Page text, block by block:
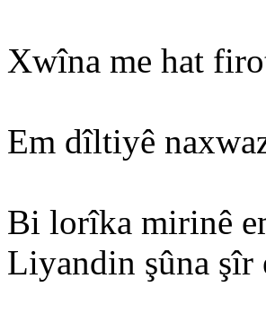
Xwîna me hat
Em dîltiyê
Bi lorîka mirinê
Liyandin şûna